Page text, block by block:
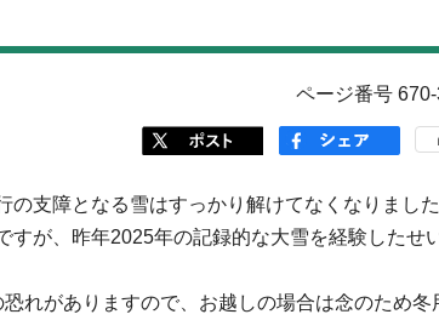
ページ番号
支障となる雪はすっかり解けてなくなりました
すが、昨年2025年の記録的な大雪を経験したせ
れがありますので、お越しの場合は念のため冬